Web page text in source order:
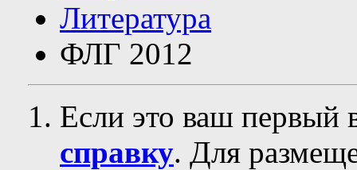
Литература
ФЛГ 2012
Если это ваш первый
справку. Для